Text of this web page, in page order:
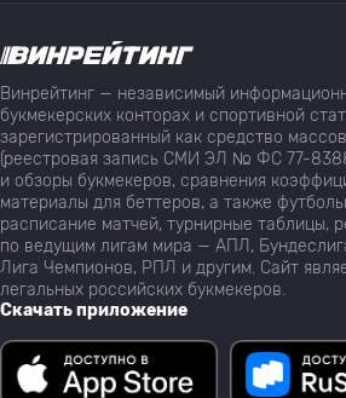
Винрейтинг — независимый
букмекерских конторах и спортивной
зарегистрированный как средство
(реестровая запись СМИ ЭЛ № ФС 77-
и обзоры букмекеров, сравнения
материалы для беттеров, а также
расписание матчей, турнирные таблицы,
по ведущим лигам мира — АПЛ,
Лига Чемпионов, РПЛ и другим. Сайт
легальных российских букмекеров.
Скачать приложение